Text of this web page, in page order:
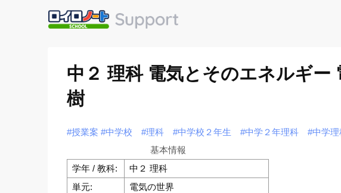
中２ 理科 電気とそのエネルギー
樹
#授業案 #中学校 #理科 #中学校２年生 #中学２年理科
#中学理
基本情報
学年 / 教科:
中２ 理科
単元:
電気の世界